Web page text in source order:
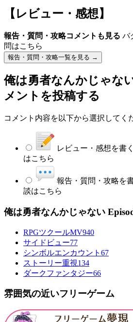
【レビュー・感想】
報告・質問・攻略コメントも見る バ
問はこちら
報告・質問・攻略一覧を見る →
俺は勇者なんかじゃな
メントを投稿する
コメント内容を以下から選択してく
レビュー・感想を書く
はこちら
報告・質問・攻略を
談はこちら
俺は勇者なんかじゃない
RPGツクールMV940
サイドビュー77
シンボルエンカウント 67
ストーリー重視134
ダークファンタジー66
雰囲気の近いフリーゲーム